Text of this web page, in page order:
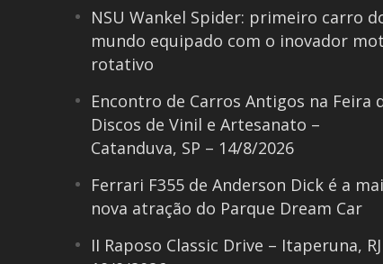
NSU Wankel Spider: primeiro carro
mundo equipado com o inovador
rotativo
Encontro de Carros Antigos na Feira
Discos de Vinil e Artesanato –
Catanduva, SP – 14/8/2026
Ferrari F355 de Anderson Dick é a
nova atração do Parque Dream Car
II Raposo Classic Drive – Itaperuna,